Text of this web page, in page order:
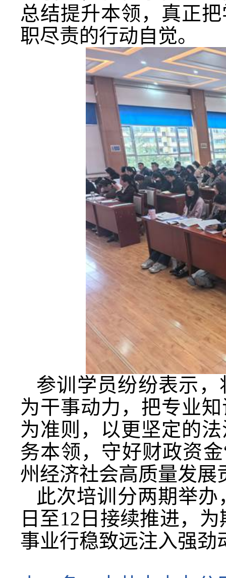
总结提升本领，真正
职尽责的行动自觉。
参训学员纷纷表示
为干事动力，把专业
为准则，以更坚定的
务本领，守好财政资
州经济社会高质量发展
此次培训分两期举
日至12日接续推进，
事业行稳致远注入强劲